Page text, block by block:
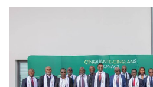
Culture
Vidéos